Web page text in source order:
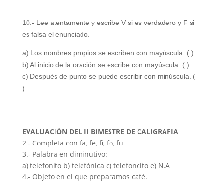
10.- Lee atentamente y escribe V si es verdadero y F si
es falsa el enunciado.
a) Los nombres propios se escriben con mayúscula. ( )
b) Al inicio de la oración se escribe con mayúscula. ( )
c) Después de punto se puede escribir con minúscula. (
)
EVALUACIÓN DEL II BIMESTRE DE CALIGRAFIA
2.- Completa con fa, fe, fi, fo, fu
3.- Palabra en diminutivo:
a) telefonito b) telefónica c) telefoncito e) N.A
4.- Objeto en el que preparamos café.